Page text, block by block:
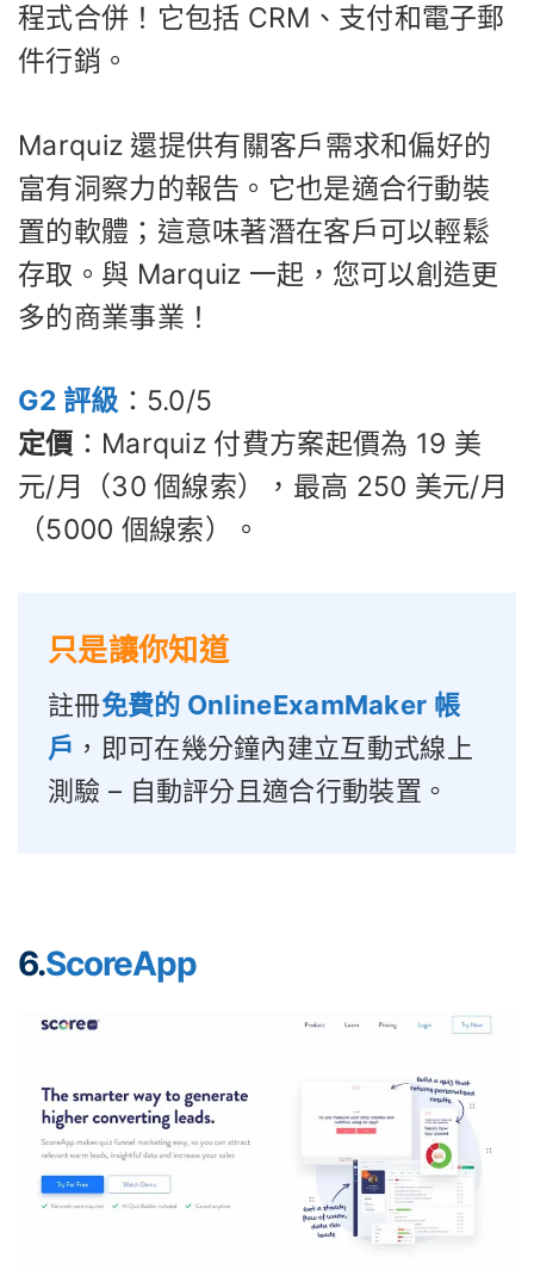
程式合併！它包括 CRM、支付和電子郵
件行銷。
Marquiz 還提供有關客戶需求和偏好的
富有洞察力的報告。它也是適合行動裝
置的軟體；這意味著潛在客戶可以輕鬆
存取。與 Marquiz 一起，您可以創造更
多的商業事業！
G2 評級 ：5.0/5
定價 ：Marquiz 付費方案起價為 19 美
元/月（30 個線索），最高 250 美元/月
（5000 個線索）。
只是讓你知道
註冊免費的 OnlineExamMaker 帳
戶 ，即可在幾分鐘內建立互動式線上
測驗 – 自動評分且適合行動裝置。
6.ScoreApp